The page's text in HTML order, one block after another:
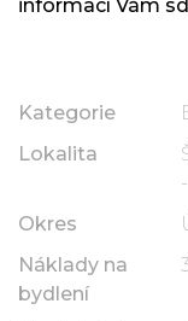
informací Vám
Kategorie
Lokalita
Okres
Náklady na
bydlení